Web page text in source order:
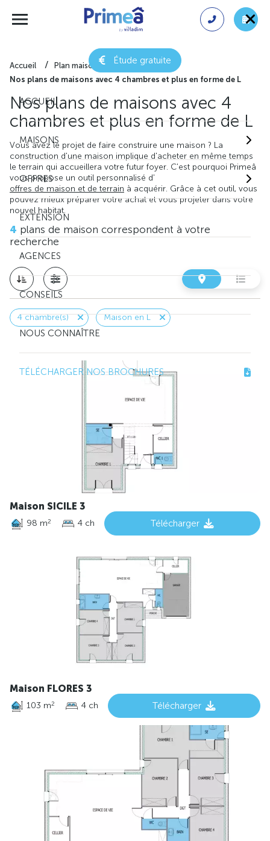
Étude gratuite
ACCUEIL
MAISONS
OFFRES
EXTENSION
AGENCES
CONSEILS
NOUS CONNAÎTRE
TÉLÉCHARGER NOS BROCHURES
Accueil
Plan maison gratuit
Nos plans de maisons avec 4 chambres et plus en forme de L
Nos plans de maisons avec 4
chambres et plus en forme de L
Vous avez le projet de faire construire une maison ? La
construction d'une maison implique d'acheter en même temps
le terrain qui accueillera votre futur foyer. C'est pourquoi Primeâ
vous propose un outil personnalisé d'
offres de maison et de terrain à acquérir. Grâce à cet outil, vous
pouvez mieux préparer votre achat et vous projeter dans votre
nouvel habitat.
4 plans de maison correspondent à votre
recherche
4 chambre(s) Maison en L
Maison SICILE 3
98 m2 4 ch Télécharger
Maison FLORES 3
103 m2 4 ch Télécharger